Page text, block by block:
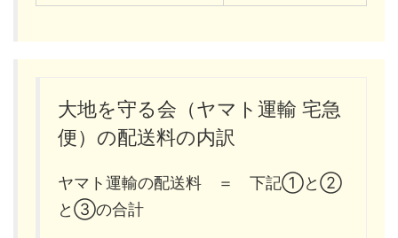
大地を守る会（ヤマト運輸 宅急
便）の配送料の内訳
ヤマト運輸の配送料 ＝ 下記①と②
と③の合計